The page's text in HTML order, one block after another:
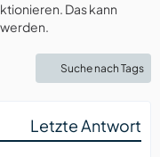
Das kann
Suche nach Tags
Letzte Antwort